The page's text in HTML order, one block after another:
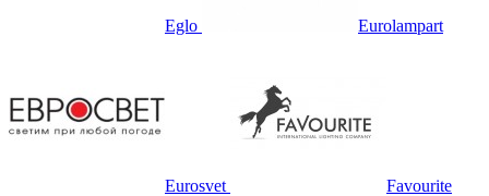
Eglo Eurolampart
Eurosvet Favourite